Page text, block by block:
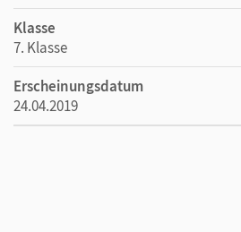
Klasse
7. Klasse
Erscheinungsdatum
24.04.2019